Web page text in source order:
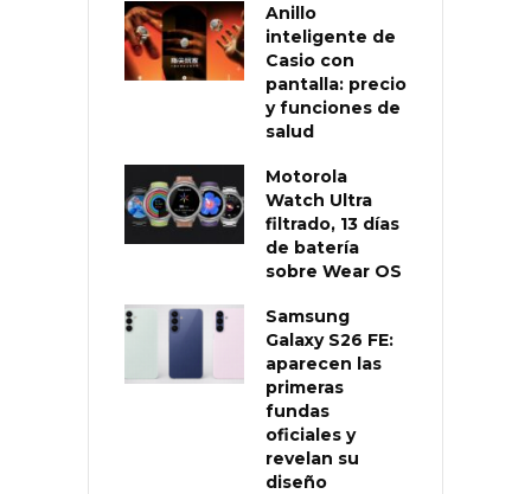
Anillo
inteligente de
Casio con
pantalla: precio
y funciones de
salud
Motorola
Watch Ultra
filtrado, 13 días
de batería
sobre Wear OS
Samsung
Galaxy S26 FE:
aparecen las
primeras
fundas
oficiales y
revelan su
diseño